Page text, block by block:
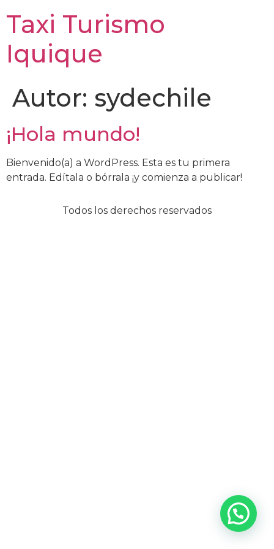
Taxi Turismo
Iquique
Autor: sydechile
¡Hola mundo!
Bienvenido(a) a WordPress. Esta es tu primera
entrada. Edítala o bórrala ¡y comienza a publicar!
Todos los derechos reservados